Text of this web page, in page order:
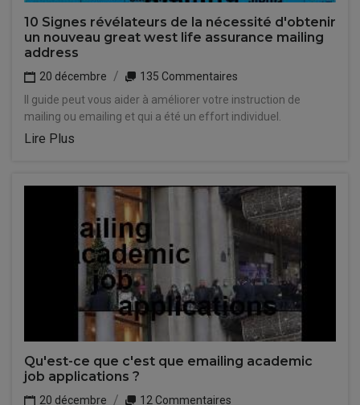
10 Signes révélateurs de la nécessité d'obtenir
un nouveau great west life assurance mailing
address
20 décembre
135 Commentaires
Il guide peut vous aider à améliorer votre instruction de
mailing ou emailing et qui a été un effort individuel.
Lire Plus
Qu'est-ce que c'est que emailing academic
job applications ?
20 décembre 12 Commentaires